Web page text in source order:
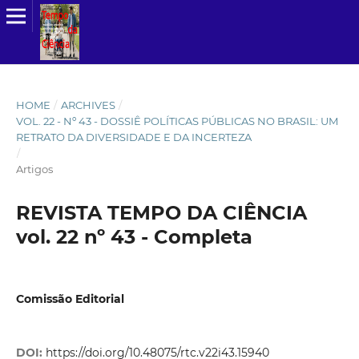
HOME / ARCHIVES /
VOL. 22 - Nº 43 - DOSSIÊ POLÍTICAS PÚBLICAS NO BRASIL: UM
RETRATO DA DIVERSIDADE E DA INCERTEZA
/
Artigos
REVISTA TEMPO DA CIÊNCIA
vol. 22 nº 43 - Completa
Comissão Editorial
DOI: https://doi.org/10.48075/rtc.v22i43.15940